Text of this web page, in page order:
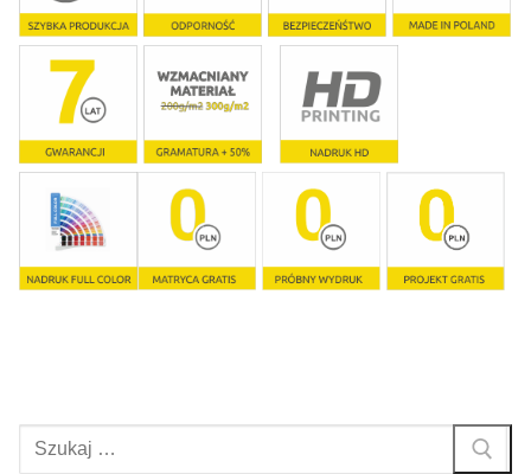
Szukaj: